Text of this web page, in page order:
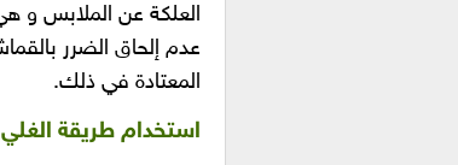
العلكة عن الملابس و
عدم إلحاق الضرر
المعتادة في ذلك.
استخدام طريقة الغلي